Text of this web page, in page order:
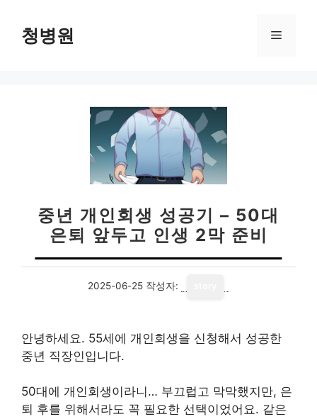
청병원 메
중년 개인회생 성공기 – 50대
은퇴 앞두고 인생 2막 준비
2025-06-25 작성자:
안녕하세요. 55세에 개인회생을 신청해서 성공한
중년 직장인입니다.
50대에 개인회생이라니… 부끄럽고 막막했지만, 은
퇴 후를 위해서라도 꼭 필요한 선택이었어요. 같은